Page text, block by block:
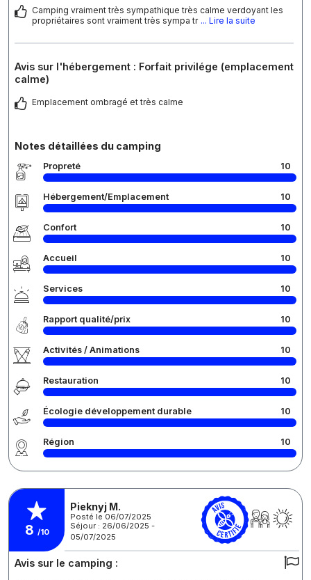
Camping vraiment très sympathique très calme verdoyant les
propriétaires sont vraiment très sympa tr ... Lire la suite
Avis sur l'hébergement : Forfait privilége (emplacement
calme)
Emplacement ombragé et très calme
Notes détaillées du camping
Propreté 10
Hébergement/Emplacement 10
Confort 10
Accueil 10
Services 10
Rapport qualité/prix 10
Activités / Animations 10
Restauration 10
Écologie développement durable 10
Région 10
8 /10
Pieknyj M.
Posté le 06/07/2025
Séjour : 26/06/2025 -
05/07/2025
Avis sur le camping :